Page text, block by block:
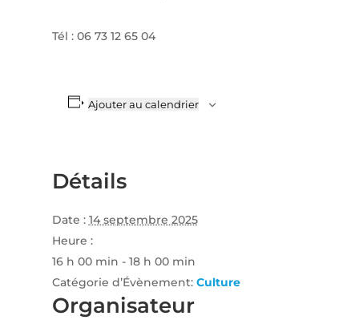
Tél : 06 73 12 65 04
Ajouter au calendrier
Détails
Date : 14 septembre 2025
Heure :
16 h 00 min - 18 h 00 min
Catégorie d’Évènement: Culture
Organisateur